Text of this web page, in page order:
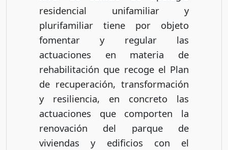
residencial unifamiliar y
plurifamiliar tiene por objeto
fomentar y regular las
actuaciones en materia de
rehabilitación que recoge el Plan
de recuperación, transformación
y resiliencia, en concreto las
actuaciones que comporten la
renovación del parque de
viviendas y edificios con el